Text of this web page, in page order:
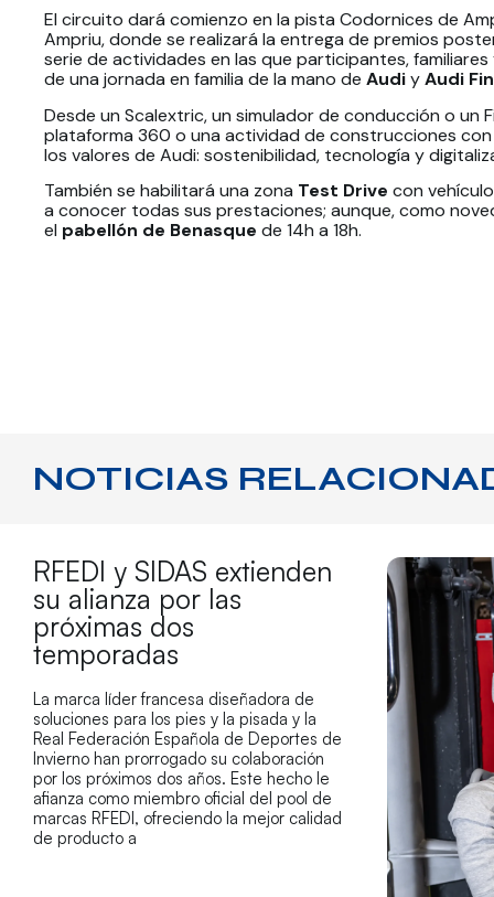
El circuito dará comienzo en la pista Codornices de
Ampriu, donde se realizará la entrega de premios
serie de actividades en las que participantes,
de una jornada en familia de la mano de AudiyAudi
Desde un Scalextric, un simulador de conducción o un
plataforma 360 o una actividad de construcciones
los valores de Audi: sostenibilidad, tecnología y
También se habilitará una zona Test Drive con
a conocer todas sus prestaciones; aunque, como
el pabellón de Benasque de 14h a 18h.
NOTICIAS
RFEDI y SIDAS extienden
su alianza por las
próximas dos
temporadas
La marca líder francesa diseñadora de
soluciones para los pies y la pisada y la
Real Federación Española de Deportes de
Invierno han prorrogado su colaboración
por los próximos dos años. Este hecho le
afianza como miembro oficial del pool de
marcas RFEDI, ofreciendo la mejor calidad
de producto a